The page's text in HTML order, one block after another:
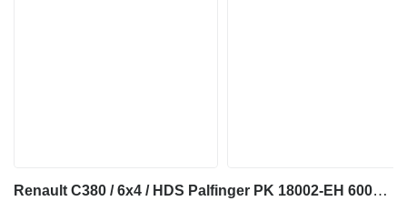
Renault C380 / 6x4 / HDS Palfinger PK 18002-EH 6000 kg